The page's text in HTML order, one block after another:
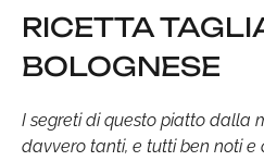
RICETTA
BOLOGNESE
I segreti di questo piatto dalla
davvero tanti, e tutti ben noti